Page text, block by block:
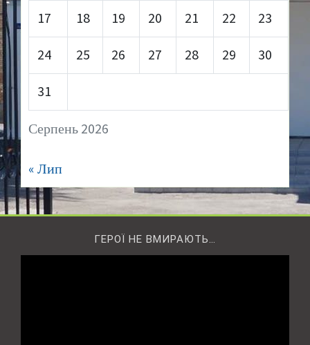
Серпень 2026
17 18 19 20 21 22 23
24 25 26 27 28 29 30
31
« Лип
ГЕРОЇ НЕ ВМИРАЮТЬ…